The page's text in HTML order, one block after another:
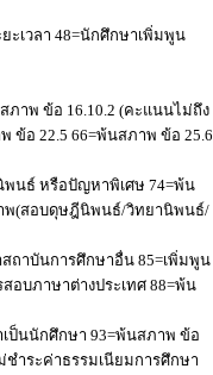
ะเวลา 48=นักศึกษาเพิ่มพูน
ภาพ ข้อ 16.10.2 (คะแนนไม่ถึง
ข้อ 22.5 66=พ้นสภาพ ข้อ 25.6
พนธ์ หรือปัญหาพิเศษ 74=พ้น
าพ(สอบดุษฎีนิพนธ์/วิทยานิพนธ์/
ถาบันการศึกษาอื่น 85=เพิ่มพูน
อบภาษาต่างประเทศ 88=พ้น
ป็นนักศึกษา 93=พ้นสภาพ ข้อ
ชำระค่าธรรมเนียมการศึกษา